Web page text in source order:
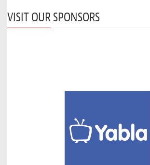
VISIT OUR SPONSORS